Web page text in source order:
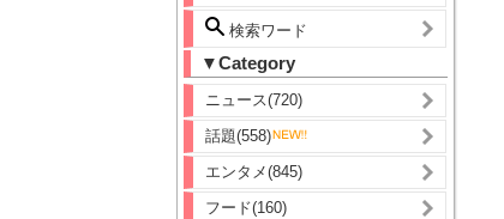
検索ワード
▼Category
ニュース(720)
話題(558)
エンタメ(845)
フード(160)